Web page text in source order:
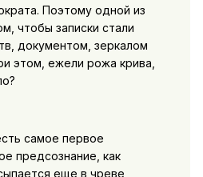
Поэтому одной из
чтобы записки стали
документом, зеркалом
этом, ежели рожа крива,
самое первое
предсознание, как
еще в чреве